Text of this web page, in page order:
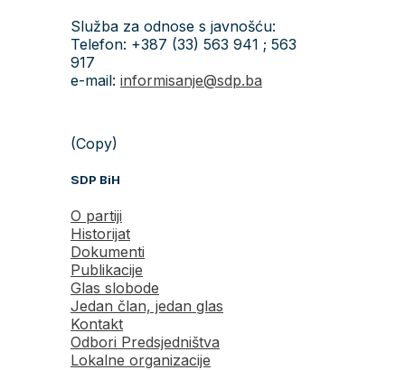
Služba za odnose s javnošću:
Telefon: +387 (33) 563 941 ; 563
917
e-mail: informisanje@sdp.ba
(Copy)
SDP BiH
O partiji
Historijat
Dokumenti
Publikacije
Glas slobode
Jedan član, jedan glas
Kontakt
Odbori Predsjedništva
Lokalne organizacije